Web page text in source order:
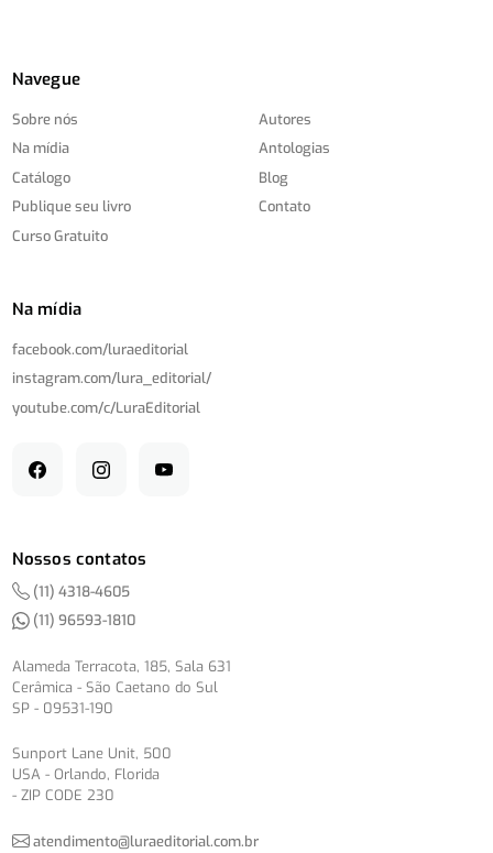
Navegue
Sobre nós
Na mídia
Catálogo
Publique seu livro
Curso Gratuito
Autores
Antologias
Blog
Contato
Na mídia
facebook.com/luraeditorial
instagram.com/lura_editorial/
youtube.com/c/LuraEditorial
Nossos contatos
(11) 4318-4605
(11) 96593-1810
Alameda Terracota, 185, Sala 631
Cerâmica - São Caetano do Sul
SP - 09531-190
Sunport Lane Unit, 500
USA - Orlando, Florida
- ZIP CODE 230
atendimento@luraeditorial.com.br